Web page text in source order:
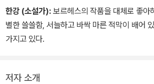
헤스의 소설에서 우리는 보드리야르의 철학과
론은 물론이고, 영화 ‘매트릭스’와 같은 대중문
력의 원형을 본다.
한강 (소설가): 보르헤스의 작품을 대체로 좋아
별한 쓸쓸함, 서늘하고 바싹 마른 적막이 배어
가지고 있다.
저자 소개